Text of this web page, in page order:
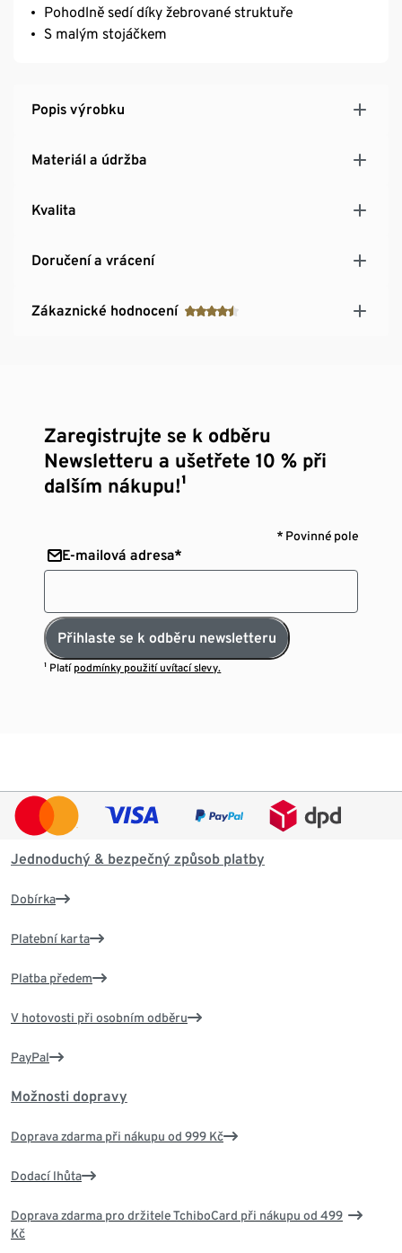
Pohodlně sedí díky žebrované struktuře
S malým stojáčkem
Popis výrobku
Materiál a údržba
Kvalita
Doručení a vrácení
Zákaznické hodnocení
Zaregistrujte se k odběru
Newsletteru a ušetřete 10 % při
dalším nákupu!¹
* Povinné pole
E-mailová adresa*
Přihlaste se k odběru newsletteru
¹ Platí podmínky použití uvítací slevy.
Jednoduchý & bezpečný způsob platby
Dobírka
Platební karta
Platba předem
V hotovosti při osobním odběru
PayPal
Možnosti dopravy
Doprava zdarma při nákupu od 999 Kč
Dodací lhůta
Doprava zdarma pro držitele TchiboCard při nákupu od 499
Kč